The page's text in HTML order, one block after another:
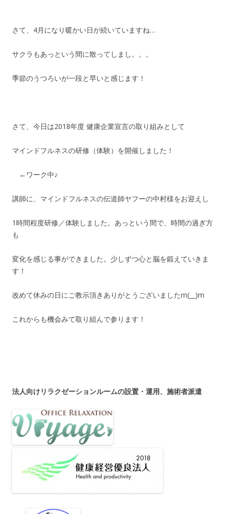
さて、4月になり暖かい日が続いていますね…
サクラもあっという間に散ってしまし。。。
季節のうつろいが一段と早いと感じます！
さて、今日は2018年度 健康企業宣言の取り組みとして
マインドフルネスの研修（体験）を開催しました！
←ワーク中♪
講師に、マインドフルネスの伝道師ヤフーの中村様をお迎えし
1時間程度研修／体験しました。あっという間で、時間の過ぎ方
も
変化を感じる事ができました。少しずつ心と脳を鍛えていきま
す！
改めて休みの日にご教示頂きありがとうございましたm(__)m
これからも機会みて取り組んで参ります！
法人向けリラクゼーションルームの設置・運用、施術者派遣